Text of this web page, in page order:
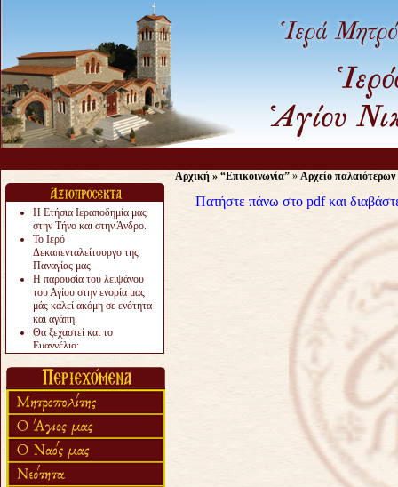
Η Ετήσια Ιεραποδημία μας
στην Τήνο και στην Άνδρο.
Το Ιερό
Δεκαπενταλείτουργο της
Παναγίας μας.
Η παρουσία του λειψάνου
του Αγίου στην ενορία μας
μάς καλεί ακόμη σε ενότητα
και αγάπη.
Θα ξεχαστεί και το
Ευαγγέλιο;
«πολύ αργά».
Ζητείται....
Αρχική » “Επικοινωνία” » Αρχείο παλαιότερων
Πατήστε πάνω στο pdf και